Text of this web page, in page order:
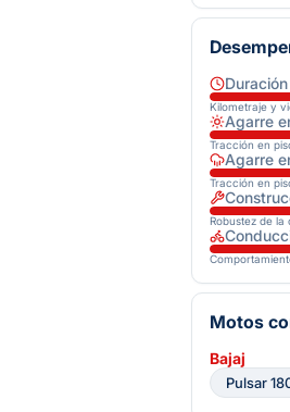
Duración
Kilometraje y
Agarre
Tracción en
Agarre
Tracción en
Robustez de la
Motos
Bajaj
Pulsar